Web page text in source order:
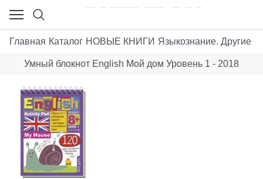
Главная Каталог НОВЫЕ КНИГИ Языкознание. Другие
Умный блокнот English Мой дом Уровень 1 - 2018